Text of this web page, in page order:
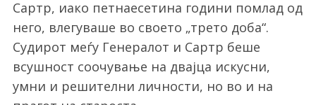
Сартр, иако петнаесетина години помлад од
него, влегуваше во своето „трето доба“.
Судирот меѓу Генералот и Сартр беше
всушност соочување на двајца искусни,
умни и решителни личности, но во и на